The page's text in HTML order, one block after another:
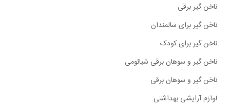
ناخن گیر برقی
ناخن گیر برای سالمندان
ناخن گیر برای کودک
ناخن گیر و سوهان برقی شیائومی
ناخن گیر و سوهان برقی
لوازم آرایشی بهداشتی